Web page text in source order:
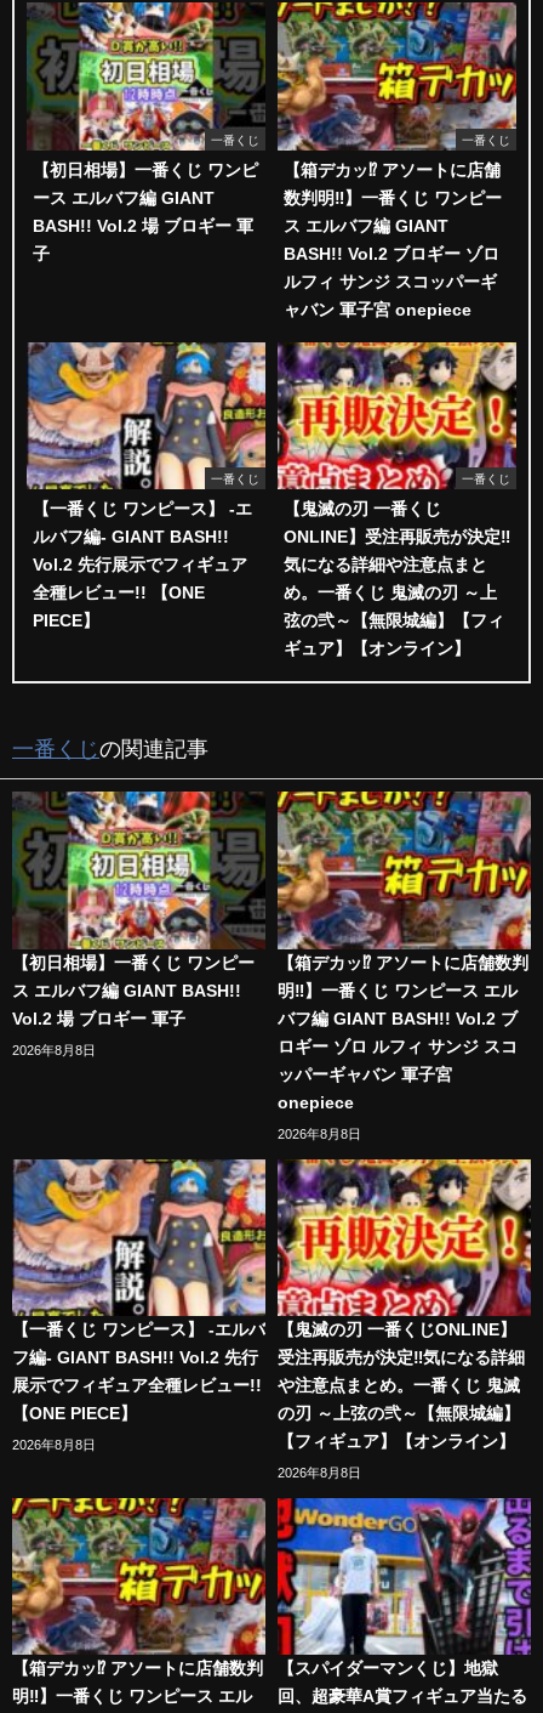
一番くじ
【初日相場】一番くじ ワンピ
ース エルバフ編 GIANT
BASH!! Vol.2 場 ブロギー 軍
子
一番くじ
【箱デカッ⁉︎ アソートに店舗
数判明‼︎】一番くじ ワンピー
ス エルバフ編 GIANT
BASH!! Vol.2 ブロギー ゾロ
ルフィ サンジ スコッパーギ
ャバン 軍子宮 onepiece
一番くじ
【一番くじ ワンピース】 -エ
ルバフ編- GIANT BASH!!
Vol.2 先行展示でフィギュア
全種レビュー!! 【ONE
PIECE】
一番くじ
【鬼滅の刃 一番くじ
ONLINE】受注再販売が決定‼️
気になる詳細や注意点まと
め。一番くじ 鬼滅の刃 ～上
弦の弐～【無限城編】【フィ
ギュア】【オンライン】
一番くじの関連記事
【初日相場】一番くじ ワンピー
ス エルバフ編 GIANT BASH!!
Vol.2 場 ブロギー 軍子
2026年8月8日
【箱デカッ⁉︎ アソートに店舗数判
明‼︎】一番くじ ワンピース エル
バフ編 GIANT BASH!! Vol.2 ブ
ロギー ゾロ ルフィ サンジ スコ
ッパーギャバン 軍子宮
onepiece
2026年8月8日
【一番くじ ワンピース】 -エルバ
フ編- GIANT BASH!! Vol.2 先行
展示でフィギュア全種レビュー!!
【ONE PIECE】
2026年8月8日
【鬼滅の刃 一番くじONLINE】
受注再販売が決定‼️気になる詳細
や注意点まとめ。一番くじ 鬼滅
の刃 ～上弦の弐～【無限城編】
【フィギュア】【オンライン】
2026年8月8日
【箱デカッ⁉︎ アソートに店舗数判
明‼︎】一番くじ ワンピース エル
【スパイダーマンくじ】地獄
回、超豪華A賞フィギュア当たる